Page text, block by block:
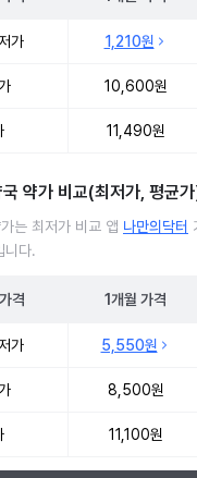
가 1,210원
10,600원
11,490원
약가 비교(최저가, 평균
는 최저가 비교 앱 나만의닥터
다.
가격 1개월 가격
가 5,550원
8,500원
11,100원